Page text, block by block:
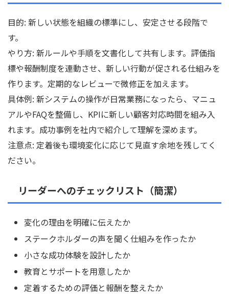
目的: 新しい状態を組織の標準にし、安定させる段階で
す。
やり方: 新ルールや手順を文書化して共有します。評価指
標や報酬制度を連動させ、新しい行動が促される仕組みを
作ります。定期的なレビューで微修正を加えます。
具体例: 新システムの操作が日常業務になったら、マニュ
アルやFAQを整備し、KPIに新しい顧客対応時間を組み入
れます。成功事例を社内で紹介して理解を深めます。
注意点: 定着後も環境変化に応じて見直す余地を残してく
ださい。
リーダーへのチェックリスト（簡潔）
変化の理由を明確に伝えたか
ステークホルダーの声を聞く仕組みを作ったか
小さな成功体験を設計したか
教育とサポートを用意したか
定着するための評価と報酬を整えたか